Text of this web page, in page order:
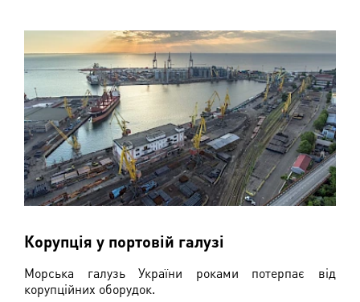
Корупція у портовій галузі
Морська галузь України роками потерпає від
корупційних оборудок.